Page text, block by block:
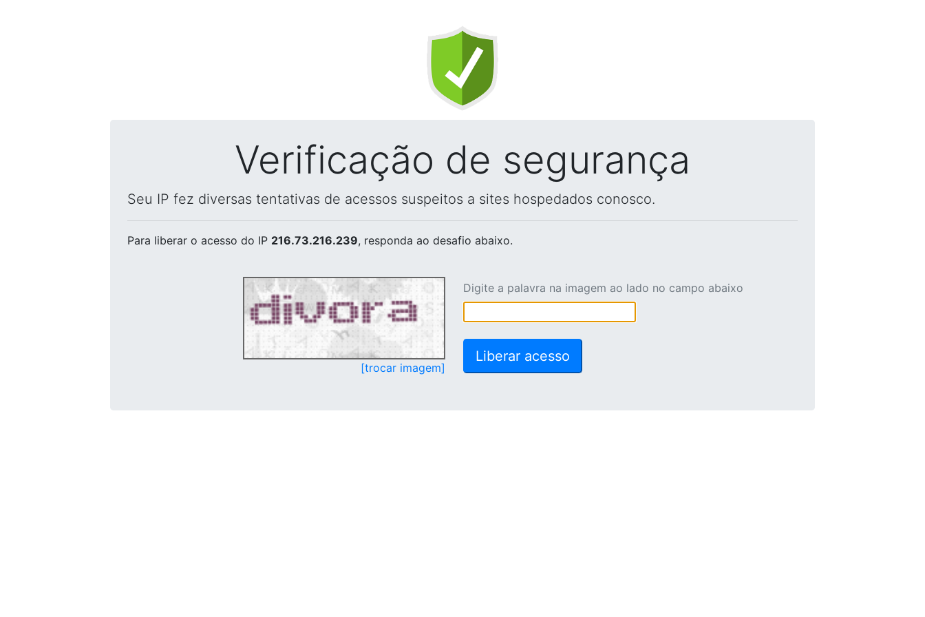
Verificação de segurança
Seu IP fez diversas tentativas de acessos suspeitos a sites hospedados conosco.
Para liberar o acesso do IP 216.73.216.239, responda ao desafio abaixo.
[trocar imagem]
Digite a palavra na imagem ao lado no campo abaixo